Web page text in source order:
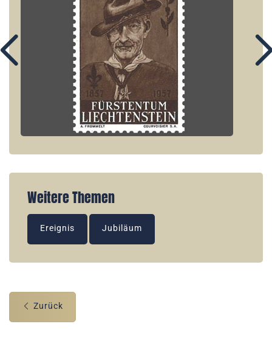
Weitere Themen
Ereignis Jubiläum
Zurück